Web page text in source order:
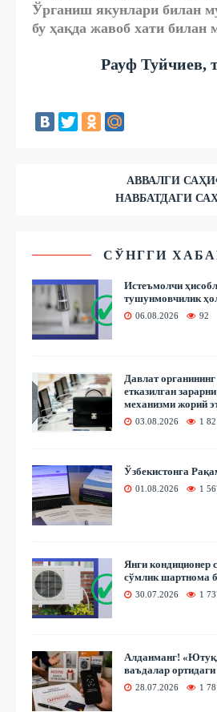
Ўрганиш якунлари билан
бу ҳақда жавоб хати билан
Рауф Туйчиев,
АВВАЛГИ
НАВБАТДАГИ
СЎНГГИ
Истеъмолчи
тушунмовчилик
06.08.2026 92
Давлат
етказилган
механизми жорий
03.08.2026 1
Ўзбекистонга
01.08.2026 1
Янги кондиционер
сўмлик шартнома
30.07.2026 1
Алданманг!
ваъдалар
28.07.2026 1